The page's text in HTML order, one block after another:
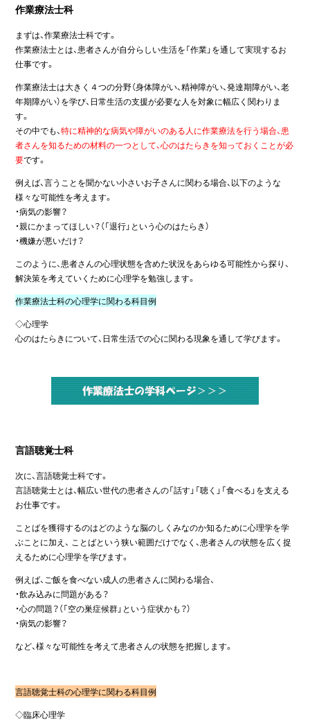
作業療法士科
まずは、作業療法士科です。
作業療法士とは、患者さんが自分らしい生活を「作業」を通して実現するお
仕事です。
作業療法士は大きく４つの分野（身体障がい、精神障がい、発達期障がい、老
年期障がい）を学び、日常生活の支援が必要な人を対象に幅広く関わりま
す。
その中でも、特に精神的な病気や障がいのある人に作業療法を行う場合、患
者さんを知るための材料の一つとして、心のはたらきを知っておくことが必
要です。
例えば、言うことを聞かない小さいお子さんに関わる場合、以下のような
様々な可能性を考えます。
・病気の影響？
・親にかまってほしい？（「退行」という心のはたらき）
・機嫌が悪いだけ？
このように、患者さんの心理状態を含めた状況をあらゆる可能性から探り、
解決策を考えていくために心理学を勉強します。
作業療法士科の心理学に関わる科目例
◇心理学
心のはたらきについて、日常生活での心に関わる現象を通して学びます。
言語聴覚士科
次に、言語聴覚士科です。
言語聴覚士とは、幅広い世代の患者さんの「話す」「聴く」「食べる」を支える
お仕事です。
ことばを獲得するのはどのような脳のしくみなのか知るために心理学を学
ぶことに加え、 ことばという狭い範囲だけでなく、患者さんの状態を広く捉
えるために心理学を学びます。
例えば、ご飯を食べない成人の患者さんに関わる場合、
・飲み込みに問題がある？
・心の問題？（「空の巣症候群」という症状かも？）
・病気の影響？
など、様々な可能性を考えて患者さんの状態を把握します。
言語聴覚士科の心理学に関わる科目例
◇臨床心理学